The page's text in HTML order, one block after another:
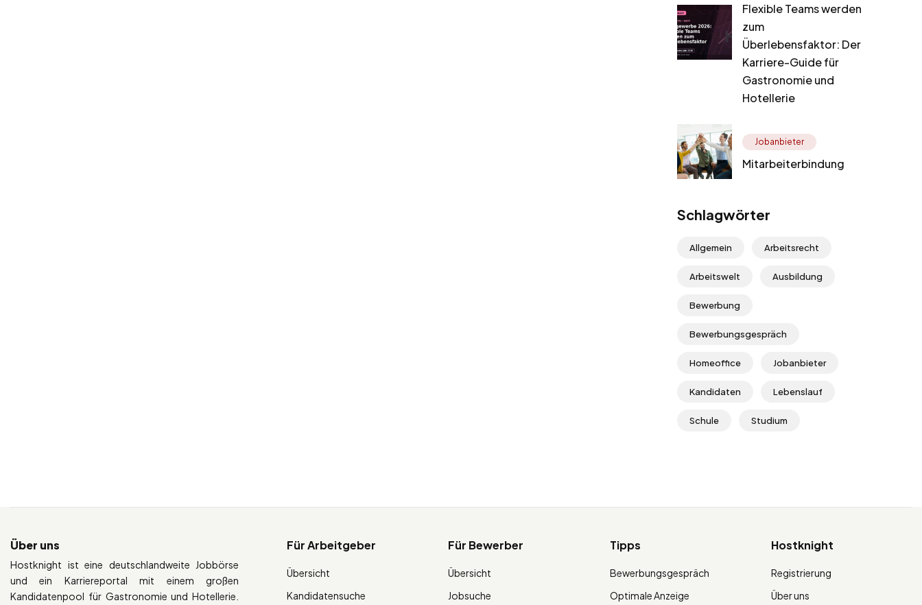
Flexible Teams werden
zum
Überlebensfaktor: Der
Karriere-Guide für
Gastronomie und
Hotellerie
Jobanbieter
Mitarbeiterbindung
Schlagwörter
Allgemein Arbeitsrecht
Arbeitswelt Ausbildung
Bewerbung
Bewerbungsgespräch
Homeoffice Jobanbieter
Kandidaten Lebenslauf
Schule Studium
Über uns
Hostknight ist eine deutschlandweite Jobbörse
und ein Karriereportal mit einem großen
Kandidatenpool für Gastronomie und Hotellerie.
Für Arbeitgeber
Übersicht
Kandidatensuche
Für Bewerber
Übersicht
Jobsuche
Tipps
Bewerbungsgespräch
Optimale Anzeige
Hostknight
Registrierung
Über uns